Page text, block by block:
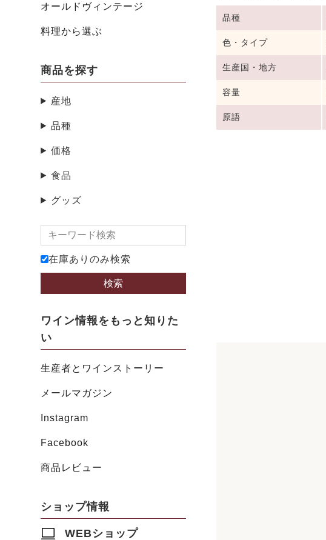
オールドヴィンテージ
料理から選ぶ
商品を探す
産地
品種
価格
食品
グッズ
在庫ありのみ検索
検索
ワイン情報をもっと知りた
い
生産者とワインストーリー
メールマガジン
Instagram
Facebook
商品レビュー
ショップ情報
WEBショップ
品種
色・タイプ
生産国・地方
容量
原語